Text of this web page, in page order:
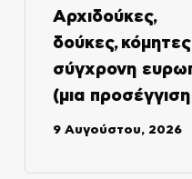
Αρχιδούκες,
δούκες,
σύγχρονη
(μια
9 Αυγούστου, 2026